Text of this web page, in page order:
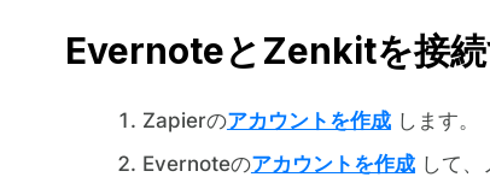
EvernoteとZenkitを接続
Zapierのアカウントを作成します。
Evernoteのアカウントを作成して、